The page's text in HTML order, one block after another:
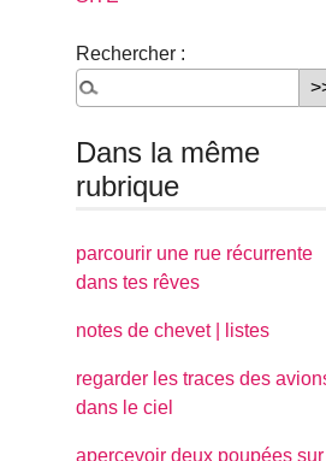
Rechercher :
Dans la même
rubrique
parcourir une rue récurrente
dans tes rêves
notes de chevet | listes
regarder les traces des
dans le ciel
apercevoir deux poupées sur